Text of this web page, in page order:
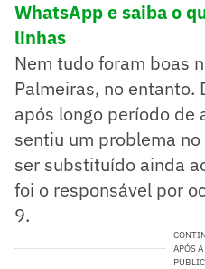
WhatsApp e saiba o
linhas
Nem tudo foram boas
Palmeiras, no
após longo período de
sentiu um problema
ser substituído ainda
foi o responsável por
9.
APÓS A